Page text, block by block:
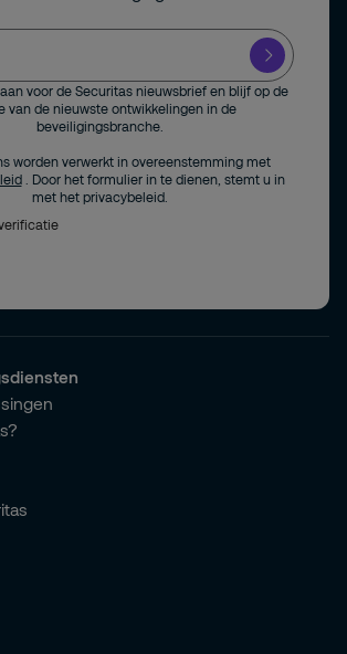
voor de Securitas nieuwsbrief en blijf op de
van de nieuwste ontwikkelingen in de
beveiligingsbranche.
worden verwerkt in overeenstemming met
. Door het formulier in te dienen, stemt u in
met het privacybeleid.